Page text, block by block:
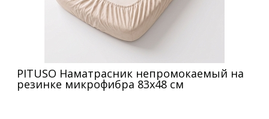
PITUSO Наматрасник непромокаемый на
резинке микрофибра 83х48 см